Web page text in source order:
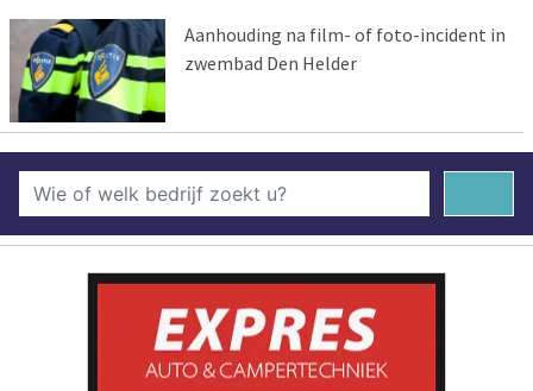
Aanhouding na film- of foto-incident in
zwembad Den Helder